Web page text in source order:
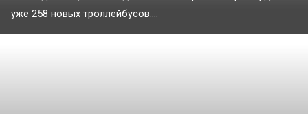
уже 258 новых троллейбусов....